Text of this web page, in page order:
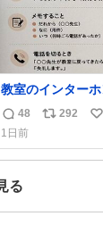
教室のインター
誰も出ないことがありま
「電話の出方」
ん。 そこで「何
引きを用意して
ミュニケーション
返
信
数
48
リ
ス
292
い
ね
1日前
る